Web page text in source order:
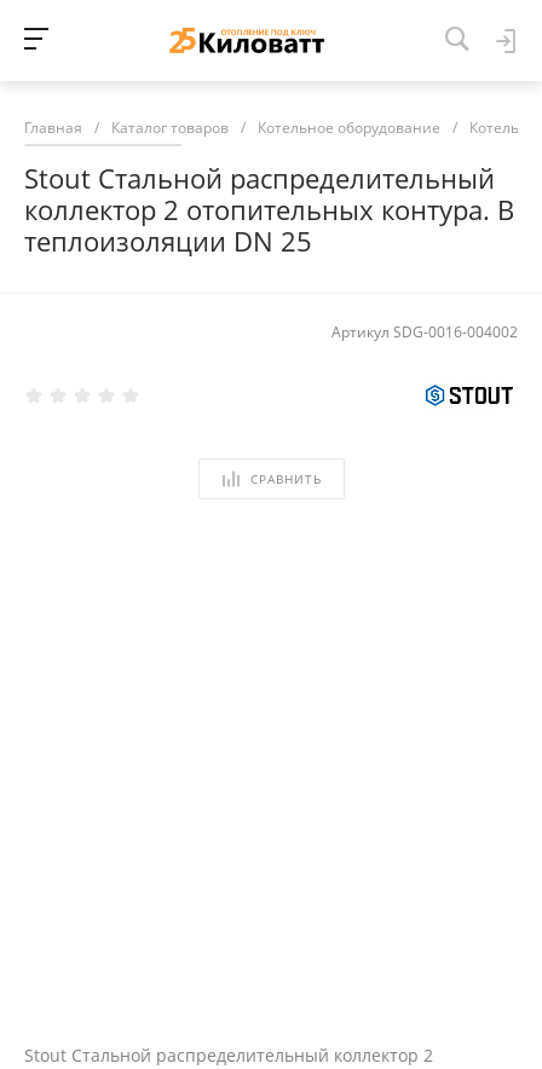
Главная / Каталог товаров / Котельное оборудование /
Stout Стальной распределительный
коллектор 2 отопительных контура. В
теплоизоляции DN 25
Артикул SDG-0016-004002
СРАВНИТЬ
Stout Стальной распределительный коллектор 2